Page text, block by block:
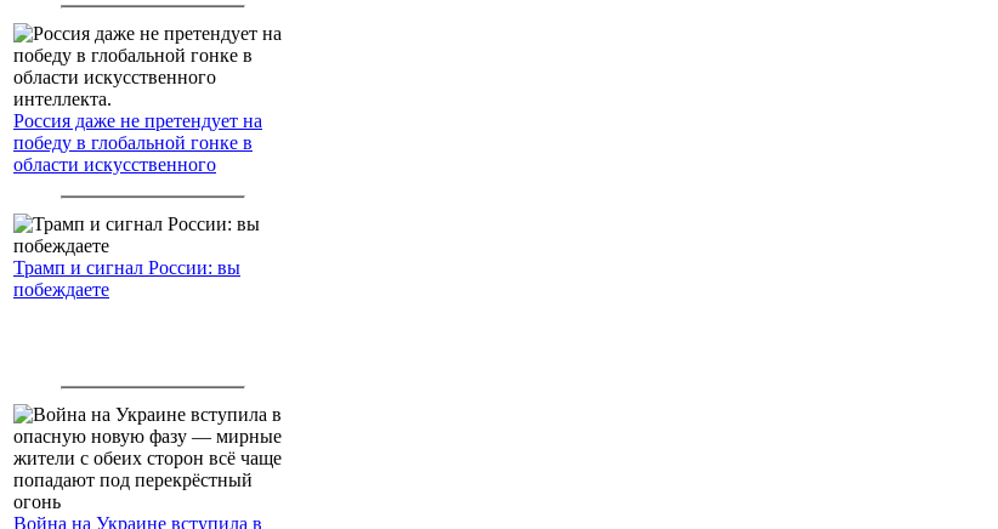
Россия даже не претендует на
победу в глобальной гонке в
области искусственного
Трамп и сигнал России: вы
побеждаете
Война на Украине вступила в